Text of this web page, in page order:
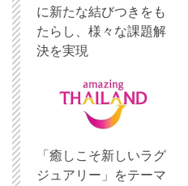
に新たな結びつきをも
たらし、様々な課題解
決を実現
「癒しこそ新しいラグ
ジュアリー」をテーマ